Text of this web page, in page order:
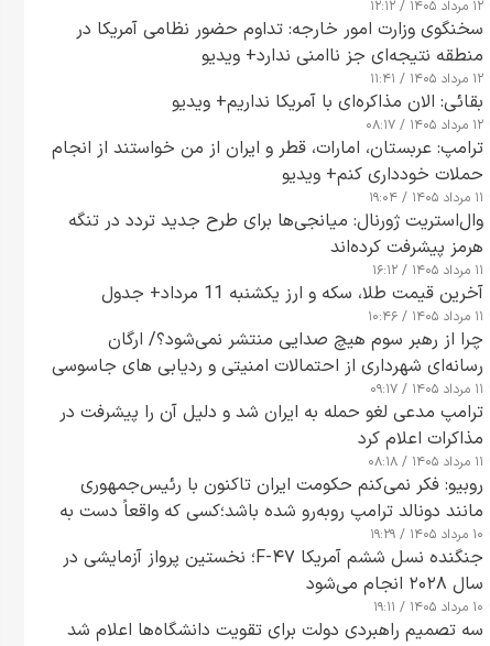
۱۲ مرداد ۱۴۰۵ / ۱۲:۱۲
سخنگوی وزارت امور خارجه: تداوم حضور نظامی آمریکا در
منطقه نتیجه‌ای جز ناامنی ندارد+ ویدیو
۱۲ مرداد ۱۴۰۵ / ۱۱:۴۱
بقائی: الان مذاکره‌ای با آمریکا نداریم+ ویدیو
۱۲ مرداد ۱۴۰۵ / ۰۸:۱۷
ترامپ: عربستان، امارات، قطر و ایران از من خواستند از انجام
حملات خودداری کنم+ ویدیو
۱۱ مرداد ۱۴۰۵ / ۱۹:۰۴
وال‌استریت ژورنال: میانجی‌ها برای طرح جدید تردد در تنگه
هرمز پیشرفت کرده‌اند
۱۱ مرداد ۱۴۰۵ / ۱۶:۱۲
آخرین قیمت طلا، سکه و ارز یکشنبه 11 مرداد+ جدول
۱۱ مرداد ۱۴۰۵ / ۱۰:۴۶
چرا از رهبر سوم هیچ صدایی منتشر نمی‌شود؟/ ارگان
رسانه‌ای شهرداری از احتمالات امنیتی و ردیابی های جاسوسی
گفت
۱۱ مرداد ۱۴۰۵ / ۰۹:۱۷
ترامپ مدعی لغو حمله به ایران شد و دلیل آن را پیشرفت در
مذاکرات اعلام کرد
۱۱ مرداد ۱۴۰۵ / ۰۸:۱۸
روبیو: فکر نمی‌کنم حکومت ایران تاکنون با رئیس‌جمهوری
مانند دونالد ترامپ روبه‌رو شده باشد؛کسی که واقعاً دست به
اقدام می‌زند
۱۰ مرداد ۱۴۰۵ / ۱۹:۲۹
جنگنده نسل ششم آمریکا F-۴۷؛ نخستین پرواز آزمایشی در
سال ۲۰۲۸ انجام می‌شود
۱۰ مرداد ۱۴۰۵ / ۱۹:۱۱
سه تصمیم راهبردی دولت برای تقویت دانشگاه‌ها اعلام شد